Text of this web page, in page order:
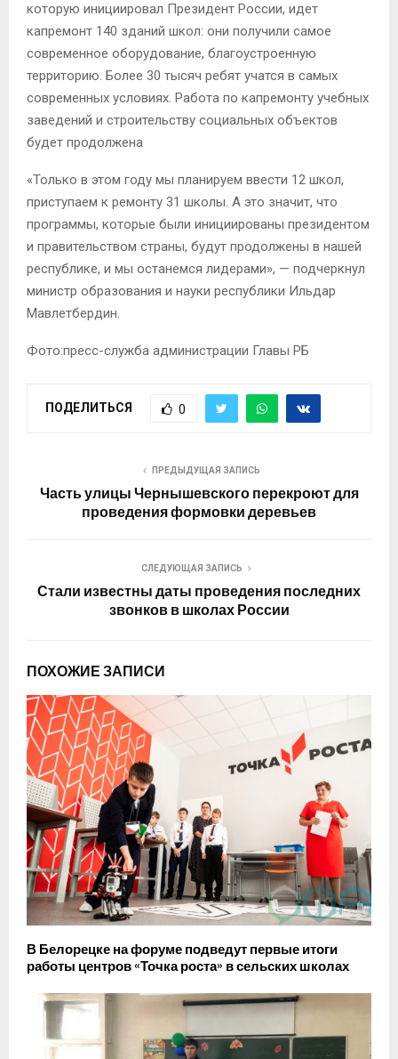
которую инициировал Президент России, идет
капремонт 140 зданий школ: они получили самое
современное оборудование, благоустроенную
территорию. Более 30 тысяч ребят учатся в самых
современных условиях. Работа по капремонту учебных
заведений и строительству социальных объектов
будет продолжена
«Только в этом году мы планируем ввести 12 школ,
приступаем к ремонту 31 школы. А это значит, что
программы, которые были инициированы президентом
и правительством страны, будут продолжены в нашей
республике, и мы останемся лидерами», — подчеркнул
министр образования и науки республики Ильдар
Мавлетбердин.
Фото:пресс-служба администрации Главы РБ
ПОДЕЛИТЬСЯ 0
ПРЕДЫДУЩАЯ ЗАПИСЬ
Часть улицы Чернышевского перекроют для
проведения формовки деревьев
СЛЕДУЮЩАЯ ЗАПИСЬ
Стали известны даты проведения последних
звонков в школах России
ПОХОЖИЕ ЗАПИСИ
В Белорецке на форуме подведут первые итоги
работы центров «Точка роста» в сельских школах